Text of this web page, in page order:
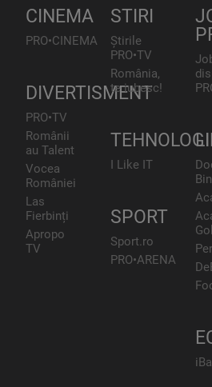
CINEMA
PRO•CINEMA
DIVERTISMENT
PRO•TV
Românii
au Talent
Vocea
României
Las
Fierbinți
Apropo
TV
STIRI
Știrile
PRO•TV
România,
te iubesc!
I Like IT
SPORT
Sport.ro
PRO•ARENA